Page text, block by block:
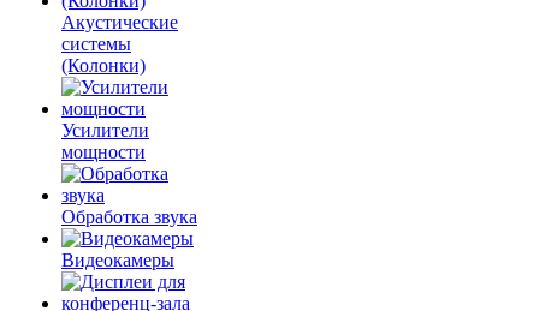
Акустические
системы
(Колонки)
Усилители
мощности
Обработка звука
Видеокамеры